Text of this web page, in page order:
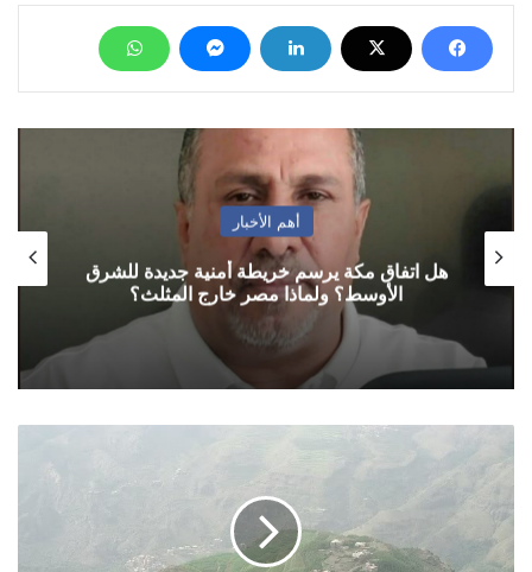
أهم الأخبار
هل اتفاق مكة يرسم خريطة أمنية جديدة للشرق
الأوسط؟ ولماذا مصر خارج المثلث؟
أمطار
متفرقة
على
أجزاء
من